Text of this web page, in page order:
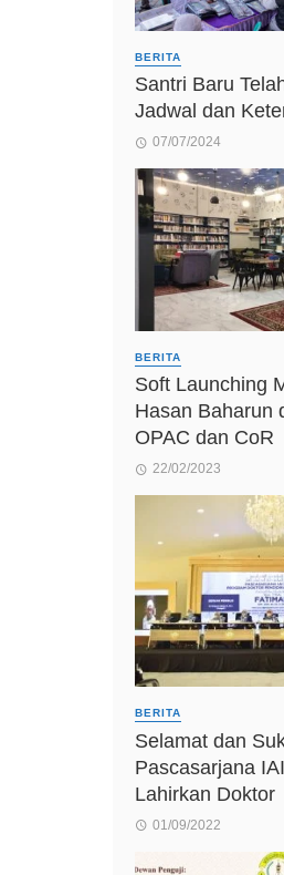
BERITA
Santri Baru
Jadwal dan
07/07/2024
BERITA
Soft Launching
Hasan Baharun
OPAC dan CoR
22/02/2023
BERITA
Selamat dan
Pascasarjana
Lahirkan Doktor
01/09/2022